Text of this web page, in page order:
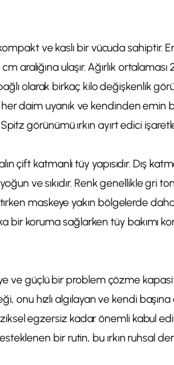
ve kaslı bir vücuda sahiptir.
aralığına ulaşır. Ağırlık
olarak birkaç kilo değişkenlik
daim uyanık ve kendinden emin
Spitz görünümü ırkın ayırt edici
çift katmanlı tüy yapısıdır. Dış
ve sıkıdır. Renk genellikle gri
maskeye yakın bölgelerde
bir koruma sağlarken tüy bakımı
ve güçlü bir problem çözme
onu hızlı algılayan ve kendi
egzersiz kadar önemli kabul
bir rutin, bu ırkın ruhsal